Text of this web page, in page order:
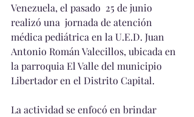
Venezuela, el pasado  25 de junio
realizó una  jornada de atención
médica pediátrica en la U.E.D. Juan
Antonio Román Valecillos, ubicada en
la parroquia El Valle del municipio
Libertador en el Distrito Capital.
La actividad se enfocó en brindar